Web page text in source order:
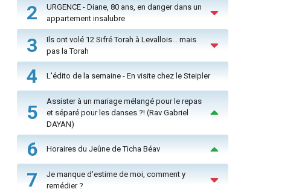
2
URGENCE - Diane, 80 ans, en danger dans un
appartement insalubre
3
Ils ont volé 12 Sifré Torah à Levallois… mais
pas la Torah
4 L'édito de la semaine - En visite chez le Steipler
5
Assister à un mariage mélangé pour le repas
et séparé pour les danses ?! (Rav Gabriel
DAYAN)
6 Horaires du Jeûne de Ticha Béav
7
Je manque d'estime de moi, comment y
remédier ?